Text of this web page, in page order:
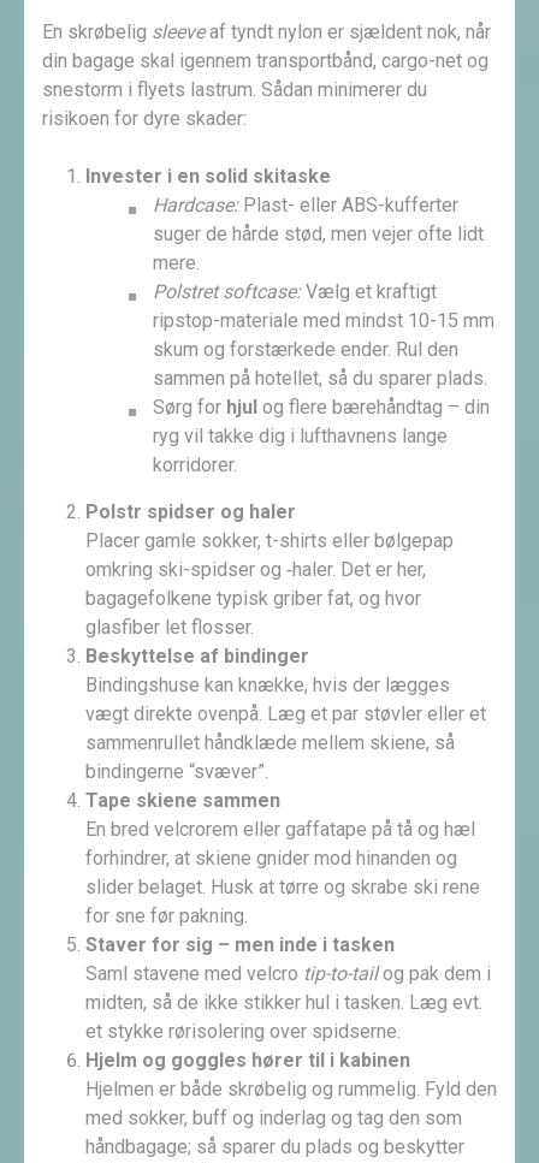
En skrøbelig sleeveaf tyndt nylon er sjældent nok, når
din bagage skal igennem transportbånd, cargo-net og
sne­storm i flyets lastrum. Sådan minimerer du
risikoen for dyre skader:
Invester i en solid skitaske
Hardcase:Plast- eller ABS-kufferter
suger de hårde stød, men vejer ofte lidt
mere.
Polstret softcase:Vælg et kraftigt
ripstop-materiale med mindst 10-15 mm
skum og forstærkede ender. Rul den
sammen på hotellet, så du sparer plads.
Sørg for hjul og flere bærehåndtag – din
ryg vil takke dig i lufthavnens lange
korridorer.
Polstr spidser og haler
Placer gamle sokker, t-shirts eller bølgepap
omkring ski-spidser og ‑haler. Det er her,
bagagefolkene typisk griber fat, og hvor
glasfiber let flosser.
Beskyttelse af bindinger
Bindingshuse kan knække, hvis der lægges
vægt direkte ovenpå. Læg et par støvler eller et
sammenrullet håndklæde mellem skiene, så
bindingerne “svæver”.
Tape skiene sammen
En bred velcrorem eller gaffatape på tå og hæl
forhindrer, at skiene gnider mod hinanden og
slider belaget. Husk at tørre og skrabe ski rene
for sne før pakning.
Staver for sig – men inde i tasken
Saml stavene med velcro tip-to-tailog pak dem i
midten, så de ikke stikker hul i tasken. Læg evt.
et stykke rørisolering over spidserne.
Hjelm og goggles hører til i kabinen
Hjelmen er både skrøbelig og rummelig. Fyld den
med sokker, buff og inderlag og tag den som
håndbagage; så sparer du plads og beskytter